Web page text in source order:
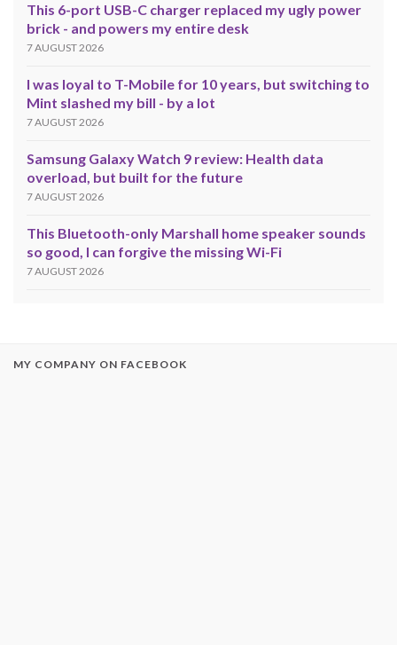
This 6-port USB-C charger replaced my ugly power
brick - and powers my entire desk
7 AUGUST 2026
I was loyal to T-Mobile for 10 years, but switching to
Mint slashed my bill - by a lot
7 AUGUST 2026
Samsung Galaxy Watch 9 review: Health data
overload, but built for the future
7 AUGUST 2026
This Bluetooth-only Marshall home speaker sounds
so good, I can forgive the missing Wi-Fi
7 AUGUST 2026
MY COMPANY ON FACEBOOK